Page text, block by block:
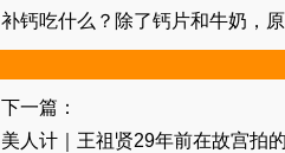
补钙吃什么？除了钙片和牛奶，
下一篇：
美人计｜王祖贤29年前在故宫拍